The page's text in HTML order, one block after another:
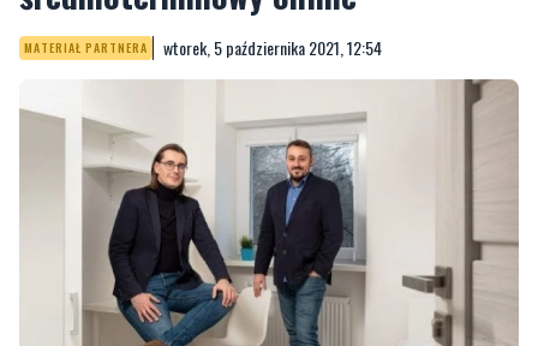
Rezuro, czyli najem
średnioterminowy online
MATERIAŁ PARTNERA wtorek, 5 października 2021, 12:54